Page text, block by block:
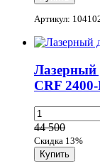
Артикул:
Лазерный
CRF
44 500
Скидка 13%